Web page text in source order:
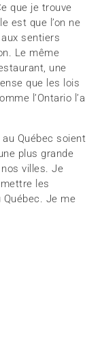
que je trouve
est que l’on ne
sentiers
Le même
une
que les lois
l’Ontario l’a
Québec soient
plus grande
villes. Je
les
Je me